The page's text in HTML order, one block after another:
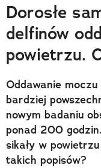
Trendbook Podróżniczy
Polecane
Dorosłe
delfinów
powietrzu.
Oddawanie
bardziej
nowym badaniu
ponad 200
sikały w
takich popisów?